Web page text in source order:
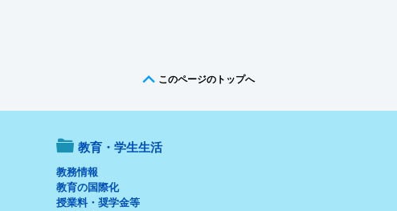
このページのトップへ
教育・学生生活
教務情報
教育の国際化
授業料・奨学金等